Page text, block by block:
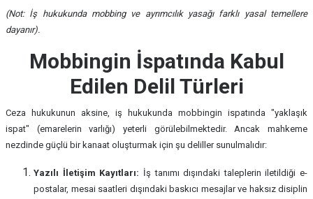
(Not: İş hukukunda mobbing ve ayrımcılık yasağı farklı yasal temellere
dayanır).
Mobbingin İspatında Kabul
Edilen Delil Türleri
Ceza hukukunun aksine, iş hukukunda mobbingin ispatında "yaklaşık
ispat" (emarelerin varlığı) yeterli görülebilmektedir. Ancak mahkeme
nezdinde güçlü bir kanaat oluşturmak için şu deliller sunulmalıdır:
Yazılı İletişim Kayıtları: İş tanımı dışındaki taleplerin iletildiği e-
postalar, mesai saatleri dışındaki baskıcı mesajlar ve haksız disiplin